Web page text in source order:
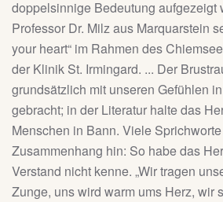
doppelsinnige Bedeutung aufgezeigt
Professor Dr. Milz aus Marquarstein
your heart“ im Rahmen des
der Klinik St. Irmingard. ... Der
grundsätzlich mit unseren Gefühlen
gebracht; in der Literatur halte das
Menschen in Bann. Viele
Zusammenhang hin: So habe das
Verstand nicht kenne. „Wir tragen
Zunge, uns wird warm ums Herz, wir